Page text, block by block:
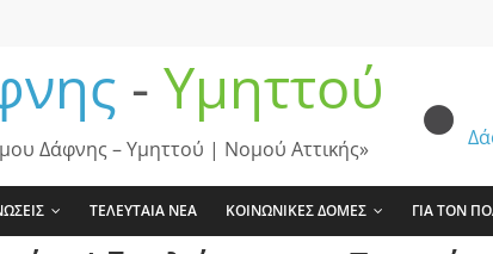
- Υμηττού
Δάφνης – Υμηττού | Νομού Αττικής»
ΤΕΛΕΥΤΑΙΑ ΝΕΑ ΚΟΙΝΩΝΙΚΕΣ ΔΟΜΕΣ ΓΙΑ ΤΟΝ